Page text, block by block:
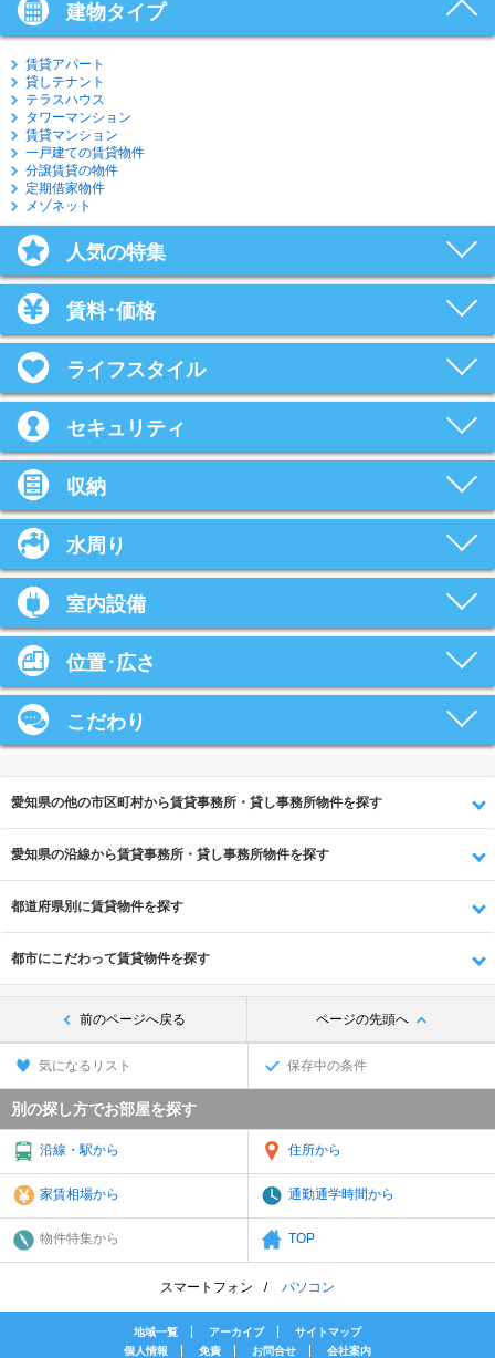
建物タイプ
賃貸アパート
貸しテナント
テラスハウス
タワーマンション
賃貸マンション
一戸建ての賃貸物件
分譲賃貸の物件
定期借家物件
メゾネット
人気の特集
賃料･価格
ライフスタイル
セキュリティ
収納
水周り
室内設備
位置･広さ
こだわり
愛知県の他の市区町村から賃貸事務所・貸し事務所物件を探す
愛知県の沿線から賃貸事務所・貸し事務所物件を探す
都道府県別に賃貸物件を探す
都市にこだわって賃貸物件を探す
前のページへ戻る ページの先頭へ
気になるリスト 保存中の条件
別の探し方でお部屋を探す
沿線・駅から 住所から
家賃相場から 通勤通学時間から
物件特集から TOP
スマートフォン パソコン
地域一覧 アーカイブ
サイトマップ
個人情報
免責 お問合せ 会社案内